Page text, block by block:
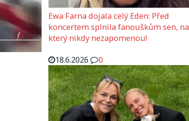
Ewa Farna dojala celý Eden: Před
koncertem splnila fanouškům sen, na
který nikdy nezapomenou!
18.6.2026
0